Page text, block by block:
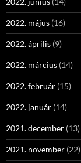
2022. május (16)
2022. április (9)
2022. március (14)
2022. február (15)
2022. január (14)
2021. december (13)
2021. november (22)